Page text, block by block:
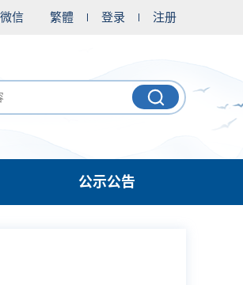
信 繁體 登录 注册
公示公告